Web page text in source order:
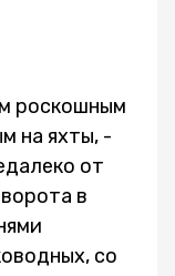
роскошным
на яхты, -
от
в
со